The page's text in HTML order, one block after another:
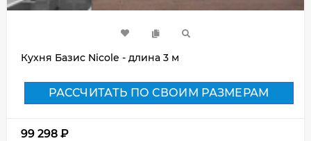
Кухня Базис Nicole - длина 3 м
РАССЧИТАТЬ ПО СВОИМ РАЗМЕРАМ
99 298 ₽